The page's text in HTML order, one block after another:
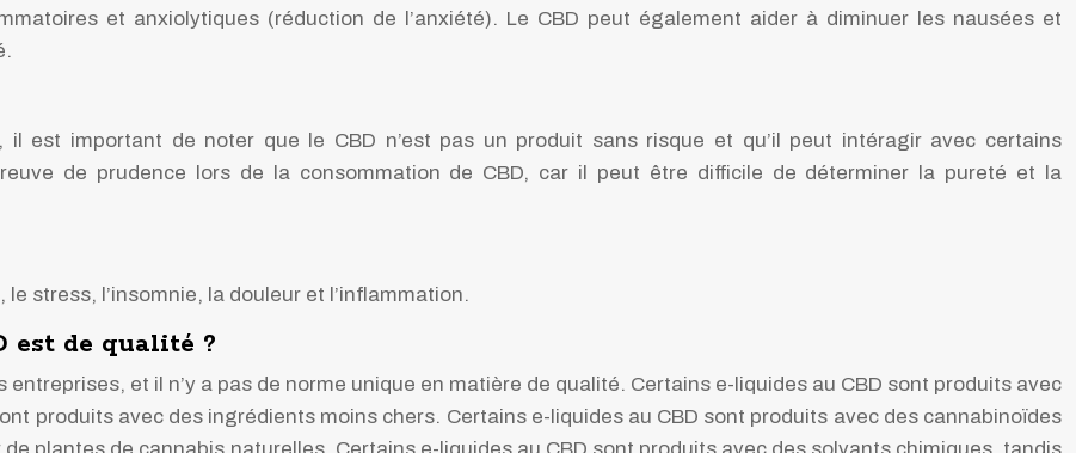
et anxiolytiques (réduction de l’anxiété). Le CBD peut également aider à diminuer les nausées et
il est important de noter que le CBD n’est pas un produit sans risque et qu’il peut intéragir avec certains
de prudence lors de la consommation de CBD, car il peut être difficile de déterminer la pureté et la
stress, l’insomnie, la douleur et l’inflammation.
est de qualité ?
et il n’y a pas de norme unique en matière de qualité. Certains e-liquides au CBD sont produits avec
produits avec des ingrédients moins chers. Certains e-liquides au CBD sont produits avec des cannabinoïdes